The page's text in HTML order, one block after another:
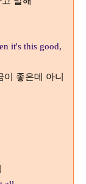
it's this good,
이 좋은데 아니